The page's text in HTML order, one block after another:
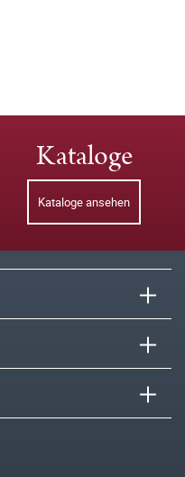
Kataloge
Kataloge ansehen